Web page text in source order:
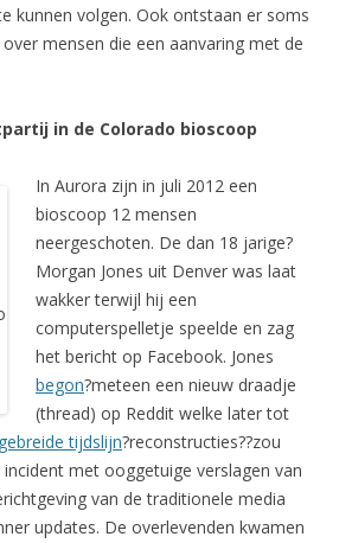
kunnen volgen. Ook ontstaan er soms
mensen die een aanvaring met de
in de Colorado bioscoop
In Aurora zijn in juli 2012 een
bioscoop 12 mensen
neergeschoten. De dan 18 jarige?
Morgan Jones uit Denver was laat
wakker terwijl hij een
computerspelletje speelde en zag
het bericht op Facebook. Jones
begon?meteen een nieuw draadje
(thread) op Reddit welke later tot
tijdslijn?reconstructies??zou
met ooggetuige verslagen van
van de traditionele media
updates. De overlevenden kwamen